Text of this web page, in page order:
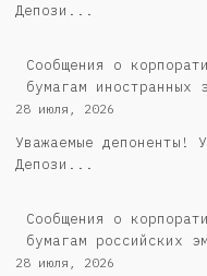
Депози...
Сообщения о
бумагам иностранных
28 июля, 2026
Уважаемые депоненты!
Депози...
Cообщения о
бумагам российских
28 июля, 2026